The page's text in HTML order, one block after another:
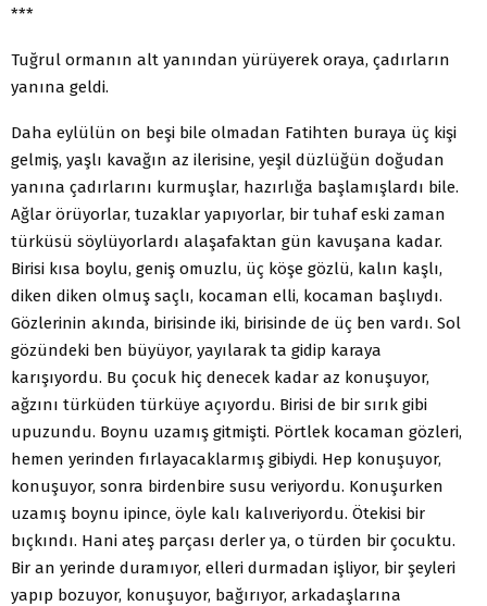
***
Tuğrul ormanın alt yanından yürüyerek oraya, çadırların
yanına geldi.
Daha eylülün on beşi bile olmadan Fatihten buraya üç kişi
gelmiş, yaşlı kavağın az ilerisine, yeşil düzlüğün doğudan
yanına çadırlarını kurmuşlar, hazırlığa başlamışlardı bile.
Ağlar örüyorlar, tuzaklar yapıyorlar, bir tuhaf eski zaman
türküsü söylüyorlardı alaşafaktan gün kavuşana kadar.
Birisi kısa boylu, geniş omuzlu, üç köşe gözlü, kalın kaşlı,
diken diken olmuş saçlı, kocaman elli, kocaman başlıydı.
Gözlerinin akında, birisinde iki, birisinde de üç ben vardı. Sol
gözündeki ben büyüyor, yayılarak ta gidip karaya
karışıyordu. Bu çocuk hiç denecek kadar az konuşuyor,
ağzını türküden türküye açıyordu. Birisi de bir sırık gibi
upuzundu. Boynu uzamış gitmişti. Pörtlek kocaman gözleri,
hemen yerinden fırlayacaklarmış gibiydi. Hep konuşuyor,
konuşuyor, sonra birdenbire susu veriyordu. Konuşurken
uzamış boynu ipince, öyle kalı kalıveriyordu. Ötekisi bir
bıçkındı. Hani ateş parçası derler ya, o türden bir çocuktu.
Bir an yerinde duramıyor, elleri durmadan işliyor, bir şeyleri
yapıp bozuyor, konuşuyor, bağırıyor, arkadaşlarına